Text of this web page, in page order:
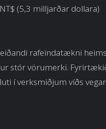
(5,3 milljarðar dollara)
rafeindatækni
stór vörumerki.
í verksmiðjum víðs